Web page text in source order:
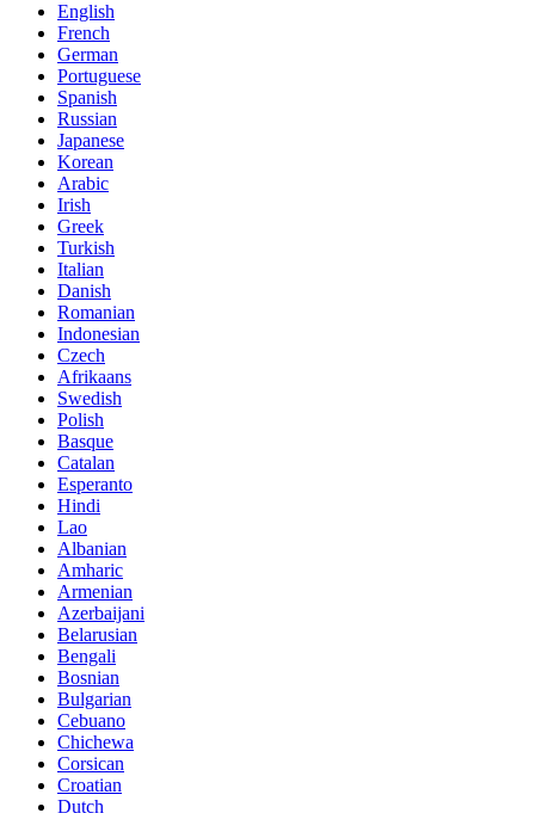
English
French
German
Portuguese
Spanish
Russian
Japanese
Korean
Arabic
Irish
Greek
Turkish
Italian
Danish
Romanian
Indonesian
Czech
Afrikaans
Swedish
Polish
Basque
Catalan
Esperanto
Hindi
Lao
Albanian
Amharic
Armenian
Azerbaijani
Belarusian
Bengali
Bosnian
Bulgarian
Cebuano
Chichewa
Corsican
Croatian
Dutch